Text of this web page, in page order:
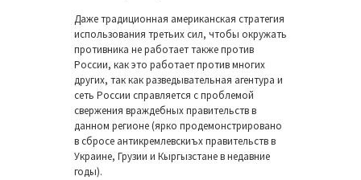
Даже традиционная американская стратегия
использования третьих сил, чтобы окружать
противника не работает также против
России, как это работает против многих
других, так как разведывательная агентура и
сеть России справляется с проблемой
свержения враждебных правительств в
данном регионе (ярко продемонстрировано
в сбросе антикремлевскиъх правительств в
Украине, Грузии и Кыргызстане в недавние
годы).